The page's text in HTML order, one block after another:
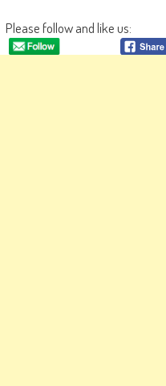
Please follow and like us: